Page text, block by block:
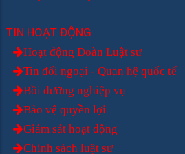
TIN HOẠT ĐỘNG
Hoạt động Đoàn Luật sư
Tin đối ngoại - Quan hệ quốc tế
Bồi dưỡng nghiệp vụ
Bảo vệ quyền lợi
Giám sát hoạt động
Chính sách luật sư